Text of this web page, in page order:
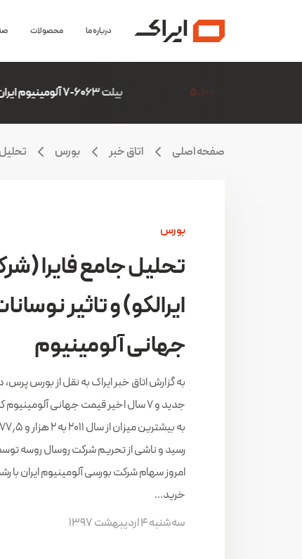
درباره ما محصولات
6,306,507
صفحه اصلی اتاق خبر بورس
بورس
تحلیل جامع فایرا
ایرالکو) و تاثیر
جهانی آلومینیوم
به گزارش اتاق خبر ایراک به نقل از بورس پرس،
جدید و ۷ سال اخیر قیمت جهانی
رسید و ناشی از تحریم شرکت روسال روسه
امروز سهام شرکت بورسی آلومینیوم ایران
خرید…
سه‌شنبه 4 اردیبهشت 1397